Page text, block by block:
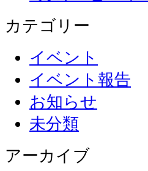
カテゴリー
イベント
イベント報告
お知らせ
未分類
アーカイブ